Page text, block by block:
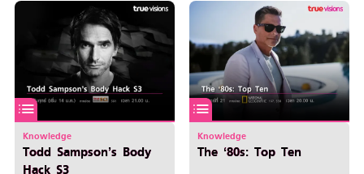
Knowledge
Todd Sampson’s Body
Knowledge
The ‘80s: Top Ten